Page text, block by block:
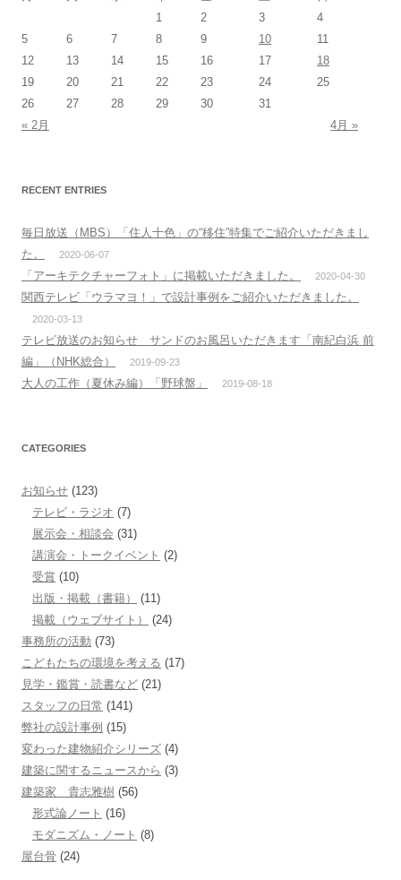
« 2月 4月 »
1 2 3
4
5
6 7 8 9 10
11
12
13 14 15 16 17
18
19
20 21 22 23 24
25
26
27 28 29 30 31
RECENT ENTRIES
毎日放送（MBS）「住人十色」の“移住”特集でご紹介いただきまし
た。
2020-06-07
「アーキテクチャーフォト」に掲載いただきました。 2020-04-30
関西テレビ「ウラマヨ！」で設計事例をご紹介いただきました。
2020-03-13
テレビ放送のお知らせ サンドのお風呂いただきます「南紀白浜 前
編」（NHK総合）
2019-09-23
大人の工作（夏休み編）「野球盤」 2019-08-18
CATEGORIES
お知らせ (123)
テレビ・ラジオ (7)
展示会・相談会 (31)
講演会・トークイベント (2)
受賞 (10)
出版・掲載（書籍）
(11)
掲載（ウェブサイト）
(24)
事務所の活動 (73)
こどもたちの環境を考える (17)
見学・鑑賞・読書など (21)
スタッフの日常 (141)
弊社の設計事例 (15)
変わった建物紹介シリーズ (4)
建築に関するニュースから (3)
建築家 貴志雅樹 (56)
形式論ノート (16)
モダニズム・ノート (8)
屋台骨 (24)